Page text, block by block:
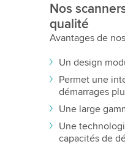
Nos
qualité
Avantages de
Un design
Permet une
démarrages
Une large
Une
capacités de